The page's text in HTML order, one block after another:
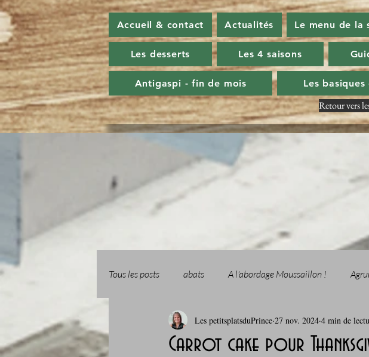
Accueil & contact Actualités Le menu de la
Les desserts Les 4 saisons
Antigaspi - fin de mois Les
Retour vers
Tous les posts abats A l'abordage Moussaillon !
Boissons et cocktails Boulangerie Breakfast
Carrot cake pour
Les petitsplatsduPrince 27 nov. 2024 4 min de